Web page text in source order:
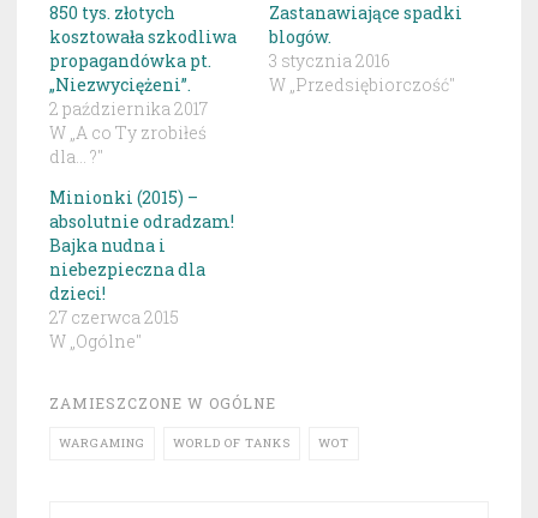
850 tys. złotych
kosztowała szkodliwa
propagandówka pt.
„Niezwyciężeni”.
2 października 2017
W „A co Ty zrobiłeś
dla... ?"
Zastanawiające spadki
blogów.
3 stycznia 2016
W „Przedsiębiorczość"
Minionki (2015) –
absolutnie odradzam!
Bajka nudna i
niebezpieczna dla
dzieci!
27 czerwca 2015
W „Ogólne"
ZAMIESZCZONE W OGÓLNE
WARGAMING WORLD OF TANKS WOT